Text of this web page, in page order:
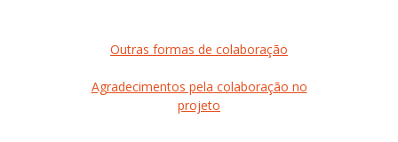
Outras formas de colaboração
Agradecimentos pela colaboração no
projeto